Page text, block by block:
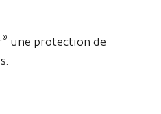
® une protection de